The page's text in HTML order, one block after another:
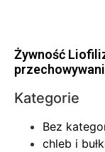
Żywność
Kategorie
Bez
chleb i